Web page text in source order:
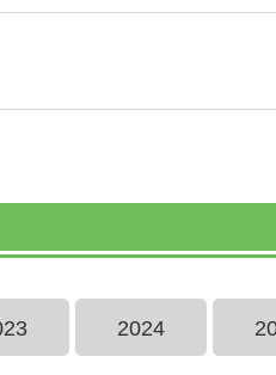
2024